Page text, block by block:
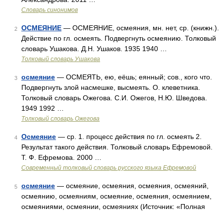
Словарь синонимов
2 ОСМЕЯНИЕ — ОСМЕЯНИЕ, осмеяния, мн. нет, ср. (книжн.).
Действие по гл. осмеять. Подвергнуть осмеянию. Толковый
словарь Ушакова. Д.Н. Ушаков. 1935 1940 …
Толковый словарь Ушакова
3 осмеяние — ОСМЕЯТЬ, ею, еёшь; еянный; сов., кого что.
Подвергнуть злой насмешке, высмеять. О. клеветника.
Толковый словарь Ожегова. С.И. Ожегов, Н.Ю. Шведова.
1949 1992 …
Толковый словарь Ожегова
4 Осмеяние — ср. 1. процесс действия по гл. осмеять 2.
Результат такого действия. Толковый словарь Ефремовой.
Т. Ф. Ефремова. 2000 …
Современный толковый словарь русского языка Ефремовой
5 осмеяние — осмеяние, осмеяния, осмеяния, осмеяний,
осмеянию, осмеяниям, осмеяние, осмеяния, осмеянием,
осмеяниями, осмеянии, осмеяниях (Источник: «Полная